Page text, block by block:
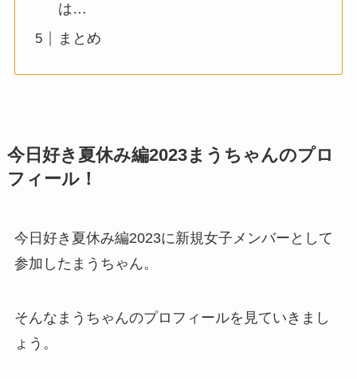
は…
まとめ
今日好き夏休み編2023まうちゃんのプロ
フィール！
今日好き夏休み編2023に新規女子メンバーとして
参加したまうちゃん。
そんなまうちゃんのプロフィールを見ていきまし
ょう。